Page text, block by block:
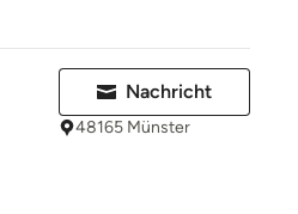
Nachricht
48165 Münster